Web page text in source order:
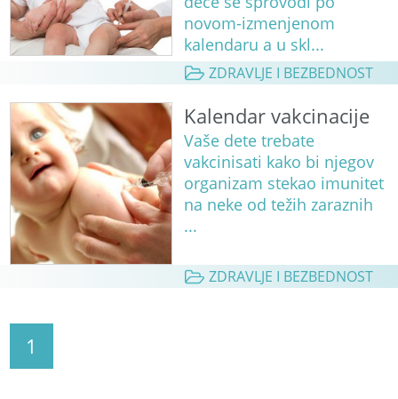
novom-izmenjenom
kalendaru a u skl...
ZDRAVLJE I BEZBEDNOST
Kalendar vakcinacije
Vaše dete trebate
vakcinisati kako bi njegov
organizam stekao imunitet
na neke od težih zaraznih
...
ZDRAVLJE I BEZBEDNOST
1